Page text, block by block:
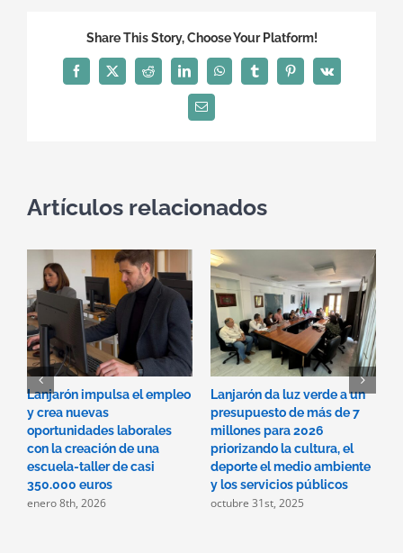
Share This Story, Choose Your Platform!
Facebook
X Reddit LinkedInWhatsAppTumblrPinterest
Vk
Correo
electrónico
Artículos relacionados
Lanjarón impulsa el empleo
y crea nuevas
oportunidades laborales
con la creación de una
escuela-taller de casi
350.000 euros
enero 8th, 2026
Lanjarón da luz verde a un
presupuesto de más de 7
millones para 2026
priorizando la cultura, el
deporte el medio ambiente
y los servicios públicos
octubre 31st, 2025